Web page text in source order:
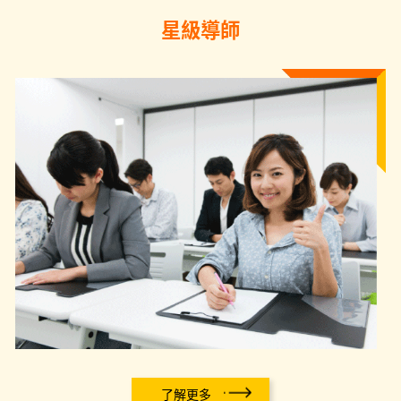
星級導師
了解更多